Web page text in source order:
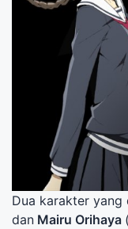
Dua karakter
dan Mairu Orihaya